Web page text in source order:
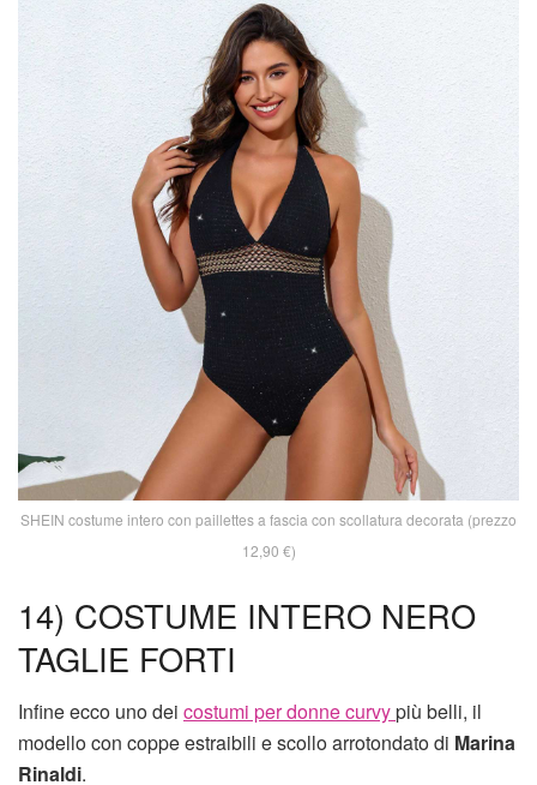
SHEIN costume intero con paillettes a fascia con scollatura decorata (prezzo
12,90 €)
14) COSTUME INTERO NERO
TAGLIE FORTI
Infine ecco uno dei costumi per donne curvypiù belli, il
modello con coppe estraibili e scollo arrotondato di Marina
Rinaldi.